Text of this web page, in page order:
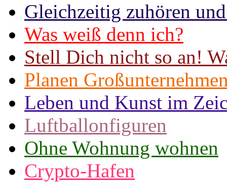
Gleichzeitig zuhören
Was weiß denn ich?
Stell Dich nicht so an!
Planen
Leben und Kunst im
Luftballonfiguren
Ohne Wohnung wohnen
Crypto-Hafen